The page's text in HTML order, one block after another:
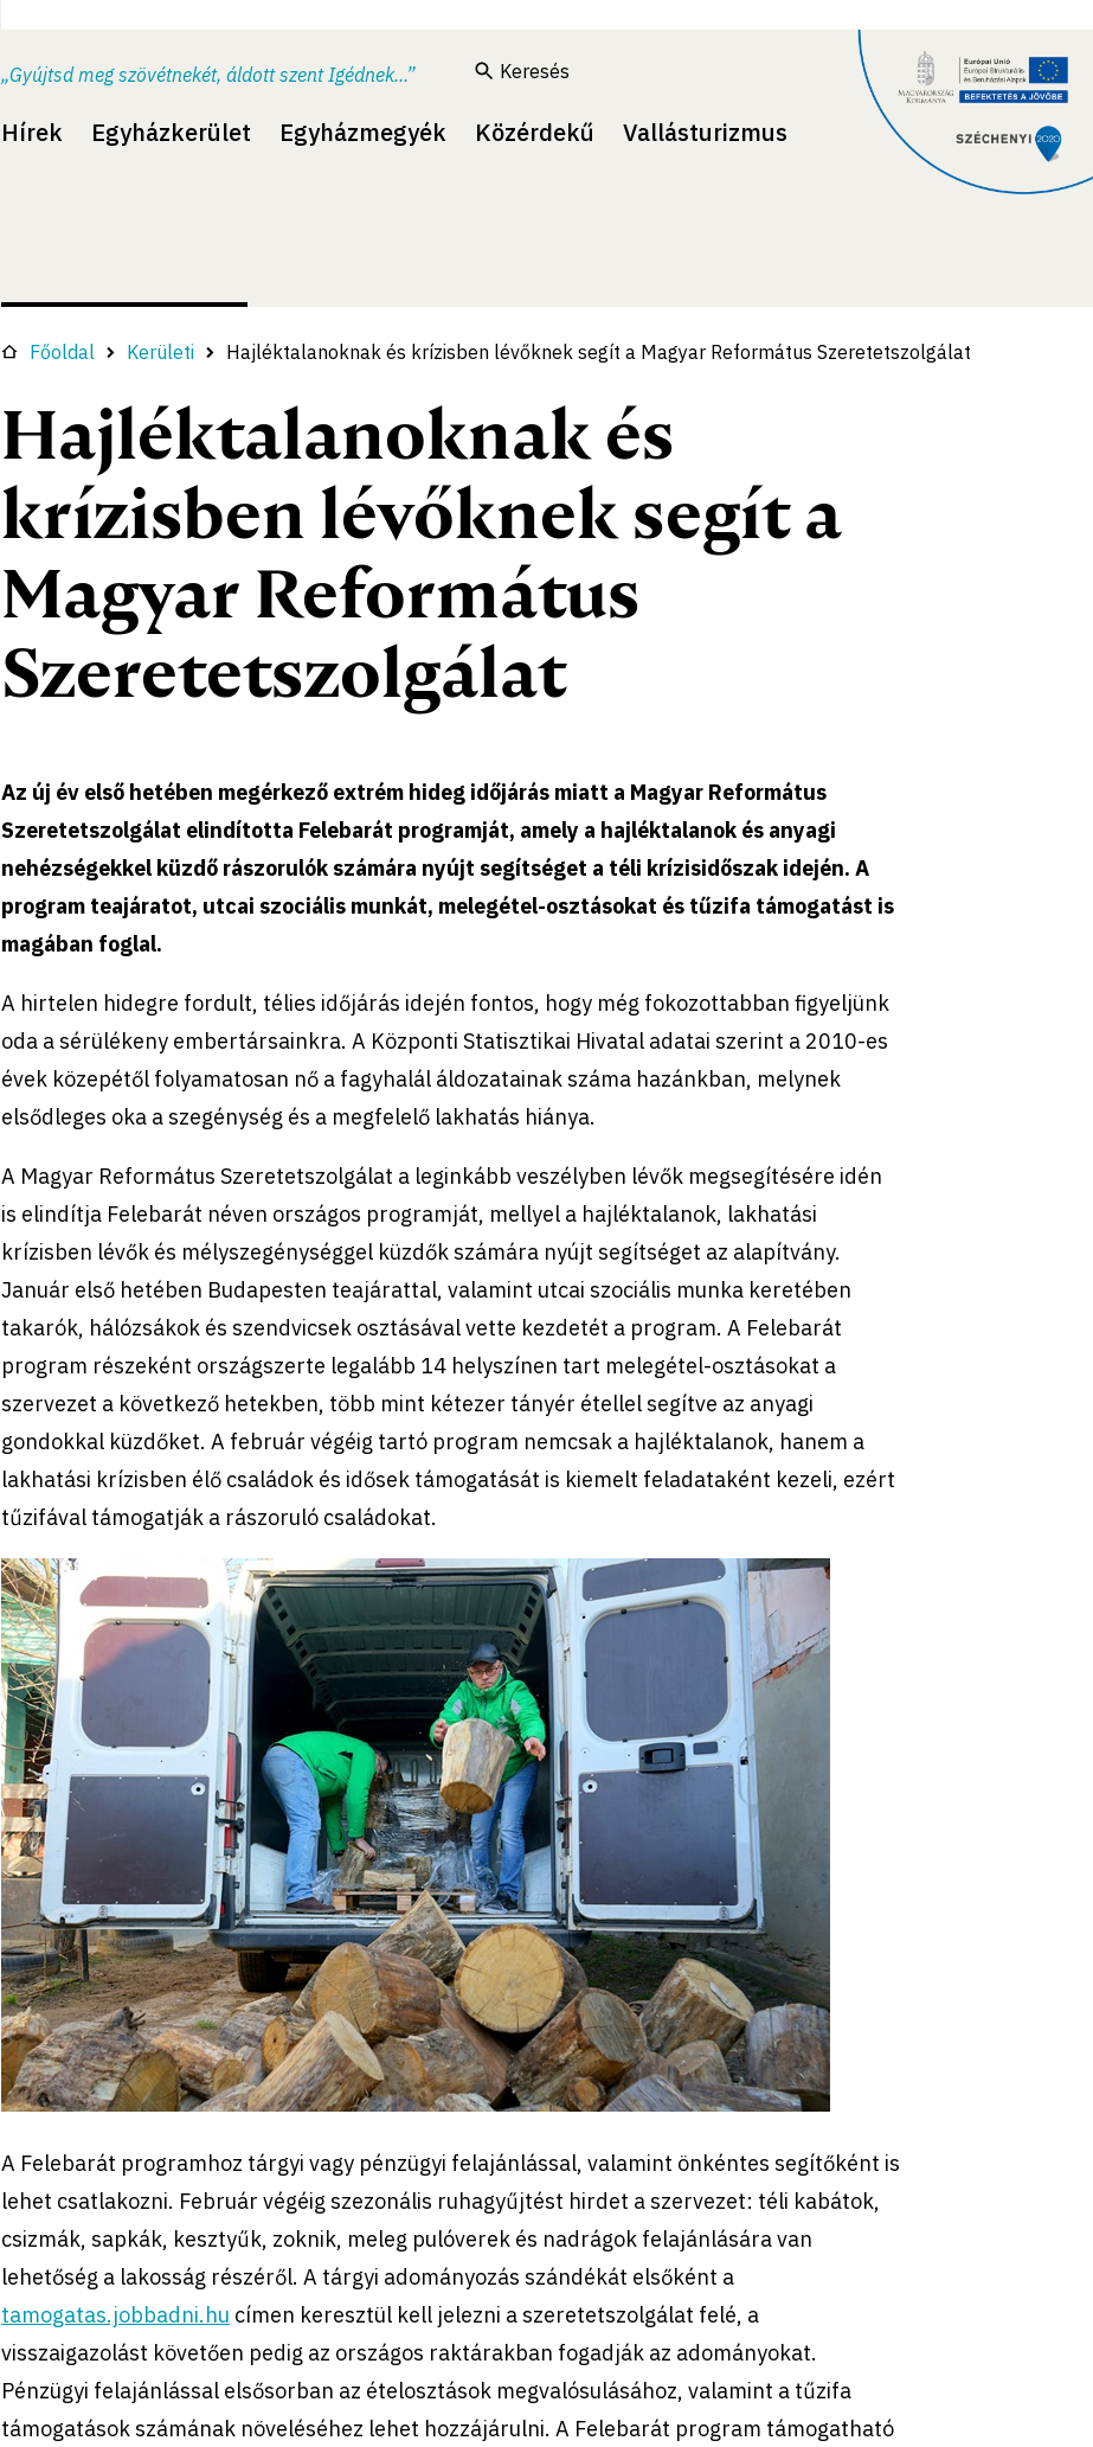
„Gyújtsd meg szövétnekét, áldott szent Igédnek...” Keresés
Hírek Egyházkerület Egyházmegyék Közérdekű Vallásturizmus
Főoldal Kerületi Hajléktalanoknak és krízisben lévőknek segít a Magyar Református Szeretetszolgálat
Hajléktalanoknak és
krízisben lévőknek segít a
Magyar Református
Szeretetszolgálat
Az új év első hetében megérkező extrém hideg időjárás miatt a Magyar Református
Szeretetszolgálat elindította Felebarát programját, amely a hajléktalanok és anyagi
nehézségekkel küzdő rászorulók számára nyújt segítséget a téli krízisidőszak idején. A
program teajáratot, utcai szociális munkát, melegétel-osztásokat és tűzifa támogatást is
magában foglal.
A hirtelen hidegre fordult, télies időjárás idején fontos, hogy még fokozottabban figyeljünk
oda a sérülékeny embertársainkra. A Központi Statisztikai Hivatal adatai szerint a 2010-es
évek közepétől folyamatosan nő a fagyhalál áldozatainak száma hazánkban, melynek
elsődleges oka a szegénység és a megfelelő lakhatás hiánya.
A Magyar Református Szeretetszolgálat a leginkább veszélyben lévők megsegítésére idén
is elindítja Felebarát néven országos programját, mellyel a hajléktalanok, lakhatási
krízisben lévők és mélyszegénységgel küzdők számára nyújt segítséget az alapítvány.
Január első hetében Budapesten teajárattal, valamint utcai szociális munka keretében
takarók, hálózsákok és szendvicsek osztásával vette kezdetét a program. A Felebarát
program részeként országszerte legalább 14 helyszínen tart melegétel-osztásokat a
szervezet a következő hetekben, több mint kétezer tányér étellel segítve az anyagi
gondokkal küzdőket. A február végéig tartó program nemcsak a hajléktalanok, hanem a
lakhatási krízisben élő családok és idősek támogatását is kiemelt feladataként kezeli, ezért
tűzifával támogatják a rászoruló családokat.
A Felebarát programhoz tárgyi vagy pénzügyi felajánlással, valamint önkéntes segítőként is
lehet csatlakozni. Február végéig szezonális ruhagyűjtést hirdet a szervezet: téli kabátok,
csizmák, sapkák, kesztyűk, zoknik, meleg pulóverek és nadrágok felajánlására van
lehetőség a lakosság részéről. A tárgyi adományozás szándékát elsőként a
tamogatas.jobbadni.hu címen keresztül kell jelezni a szeretetszolgálat felé, a
visszaigazolást követően pedig az országos raktárakban fogadják az adományokat.
Pénzügyi felajánlással elsősorban az ételosztások megvalósulásához, valamint a tűzifa
támogatások számának növeléséhez lehet hozzájárulni. A Felebarát program támogatható